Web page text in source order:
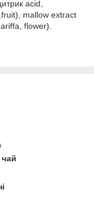
acid,
mallow extract
flower).